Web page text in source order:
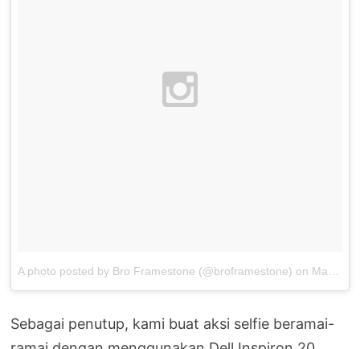
A photo posted by Bro Framestone (@broframestone) on May 11, 2015 at 7:57pm PDT
Sebagai penutup, kami buat aksi selfie beramai-